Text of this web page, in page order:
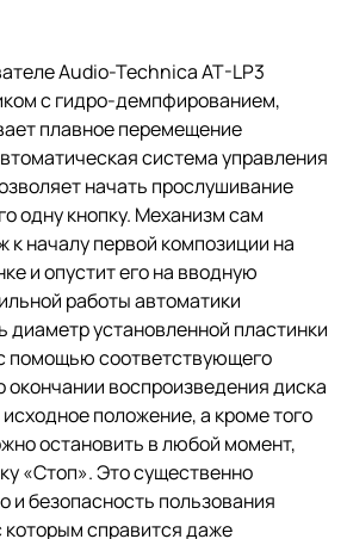
Audio-Technica AT-LP3
с гидро-демпфированием,
плавное перемещение
система управления
начать прослушивание
одну кнопку. Механизм сам
к началу первой композиции на
и опустит его на вводную
работы автоматики
диаметр установленной пластинки
помощью соответствующего
воспроизведения диска
положение, а кроме того
остановить в любой момент,
«Стоп». Это существенно
и безопасность пользования
которым справится даже